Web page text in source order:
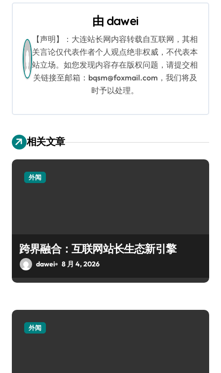
航
由 dawei
【声明】：大连站长网内容转载自互联网，其相
关言论仅代表作者个人观点绝非权威，不代表本
站立场。如您发现内容存在版权问题，请提交相
关链接至邮箱：bqsm@foxmail.com，我们将及
时予以处理。
相关文章
外闻
跨界融合：互联网站长生态新引擎
dawei 8 月 4, 2026
外闻